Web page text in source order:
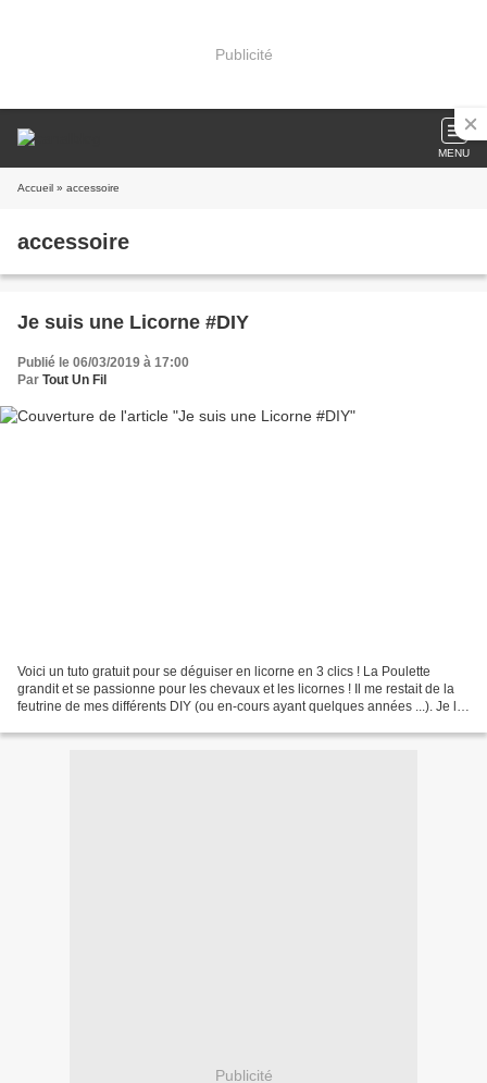
Publicité
MENU
Accueil » accessoire
accessoire
Je suis une Licorne #DIY
Publié le 06/03/2019 à 17:00
Par Tout Un Fil
Voici un tuto gratuit pour se déguiser en licorne en 3 clics ! La Poulette
grandit et se passionne pour les chevaux et les licornes ! Il me restait de la
feutrine de mes différents DIY (ou en-cours ayant quelques années ...). Je lui
Publicité